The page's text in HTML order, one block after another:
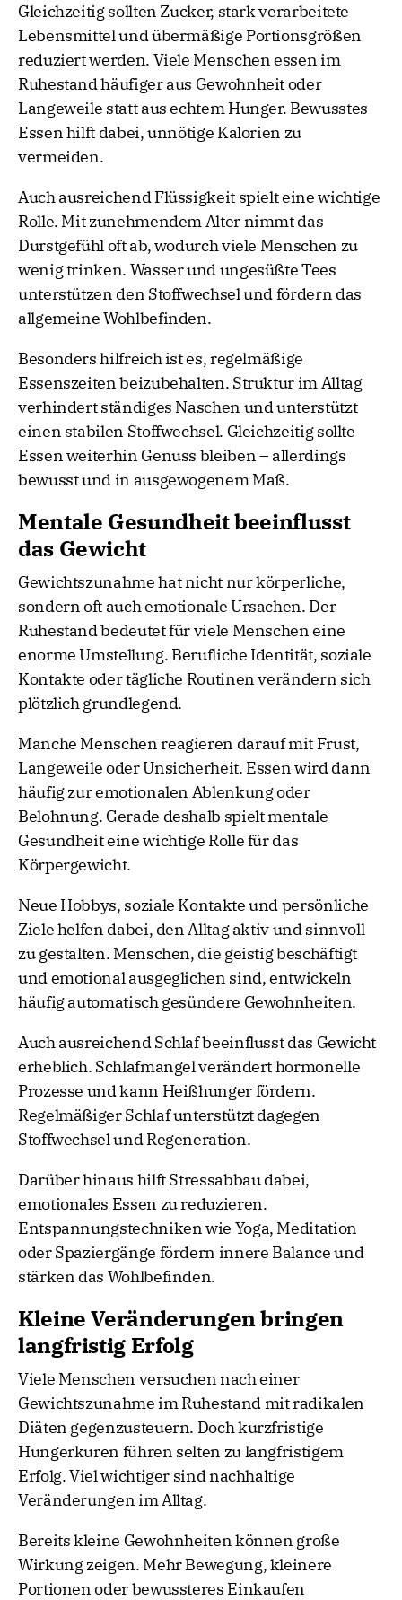
Gleichzeitig sollten Zucker, stark verarbeitete
Lebensmittel und übermäßige Portionsgrößen
reduziert werden. Viele Menschen essen im
Ruhestand häufiger aus Gewohnheit oder
Langeweile statt aus echtem Hunger. Bewusstes
Essen hilft dabei, unnötige Kalorien zu
vermeiden.
Auch ausreichend Flüssigkeit spielt eine wichtige
Rolle. Mit zunehmendem Alter nimmt das
Durstgefühl oft ab, wodurch viele Menschen zu
wenig trinken. Wasser und ungesüßte Tees
unterstützen den Stoffwechsel und fördern das
allgemeine Wohlbefinden.
Besonders hilfreich ist es, regelmäßige
Essenszeiten beizubehalten. Struktur im Alltag
verhindert ständiges Naschen und unterstützt
einen stabilen Stoffwechsel. Gleichzeitig sollte
Essen weiterhin Genuss bleiben – allerdings
bewusst und in ausgewogenem Maß.
Mentale Gesundheit beeinflusst
das Gewicht
Gewichtszunahme hat nicht nur körperliche,
sondern oft auch emotionale Ursachen. Der
Ruhestand bedeutet für viele Menschen eine
enorme Umstellung. Berufliche Identität, soziale
Kontakte oder tägliche Routinen verändern sich
plötzlich grundlegend.
Manche Menschen reagieren darauf mit Frust,
Langeweile oder Unsicherheit. Essen wird dann
häufig zur emotionalen Ablenkung oder
Belohnung. Gerade deshalb spielt mentale
Gesundheit eine wichtige Rolle für das
Körpergewicht.
Neue Hobbys, soziale Kontakte und persönliche
Ziele helfen dabei, den Alltag aktiv und sinnvoll
zu gestalten. Menschen, die geistig beschäftigt
und emotional ausgeglichen sind, entwickeln
häufig automatisch gesündere Gewohnheiten.
Auch ausreichend Schlaf beeinflusst das Gewicht
erheblich. Schlafmangel verändert hormonelle
Prozesse und kann Heißhunger fördern.
Regelmäßiger Schlaf unterstützt dagegen
Stoffwechsel und Regeneration.
Darüber hinaus hilft Stressabbau dabei,
emotionales Essen zu reduzieren.
Entspannungstechniken wie Yoga, Meditation
oder Spaziergänge fördern innere Balance und
stärken das Wohlbefinden.
Kleine Veränderungen bringen
langfristig Erfolg
Viele Menschen versuchen nach einer
Gewichtszunahme im Ruhestand mit radikalen
Diäten gegenzusteuern. Doch kurzfristige
Hungerkuren führen selten zu langfristigem
Erfolg. Viel wichtiger sind nachhaltige
Veränderungen im Alltag.
Bereits kleine Gewohnheiten können große
Wirkung zeigen. Mehr Bewegung, kleinere
Portionen oder bewussteres Einkaufen